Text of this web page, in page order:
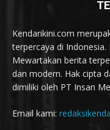
Kendarikini.com
terpercaya di
Mewartakan berita
dan modern. Hak cipta
dimiliki oleh PT Insan
Email kami: